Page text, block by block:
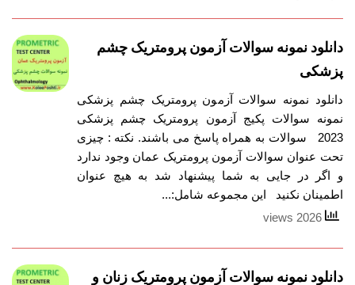
دانلود نمونه سوالات آزمون پرومتریک چشم
پزشکی
دانلود نمونه سوالات آزمون پرومتریک چشم پزشکی
نمونه سوالات پکیج آزمون پرومتریک چشم پزشکی
2023 سوالات به همراه پاسخ می باشند. نکته : چیزی
تحت عنوان سوالات آزمون پرومتریک عمان وجود ندارد
و اگر در جایی به شما پیشنهاد شد به هیچ عنوان
اطمینان نکنید این مجموعه شامل:...
دانلود نمونه سوالات آزمون پرومتریک زنان و